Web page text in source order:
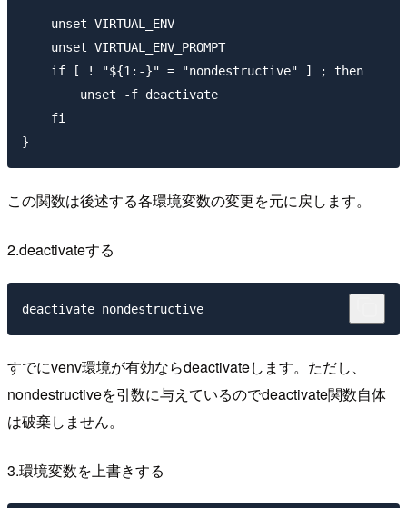
    unset VIRTUAL_ENV
    unset VIRTUAL_ENV_PROMPT
    if [ ! "${1:-}" = "nondestructive" ] ; then
        unset -f deactivate
    fi
この関数は後述する各環境変数の変更を元に戻します。
2.deactivateする
すでにvenv環境が有効ならdeactivateします。ただし、
nondestructiveを引数に与えているのでdeactivate関数自体
は破棄しません。
3.環境変数を上書きする